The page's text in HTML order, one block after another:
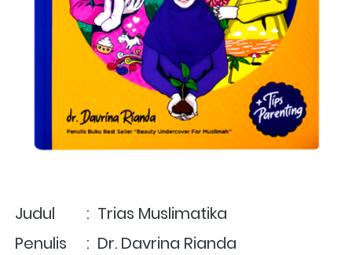
Judul        :  Trias Muslimatika
Penulis     :  Dr. Davrina Rianda